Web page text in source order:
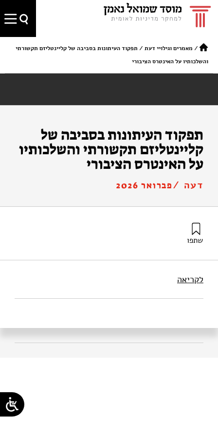
/ מאמרים וגילויי דעת / תפקוד העיתונות בסביבה של קליינטליזם תקשורתי
והשלכותיו על האינטרס הציבורי
תפקוד העיתונות בסביבה של
קליינטליזם תקשורתי והשלכותיו
על האינטרס הציבורי
דעה /פברואר 2026
שתפו
לקריאה